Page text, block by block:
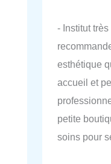
- Institut
esthétique
accueil et
petite
soins pour